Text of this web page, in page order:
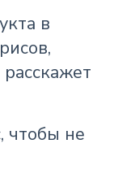
в
чтобы не